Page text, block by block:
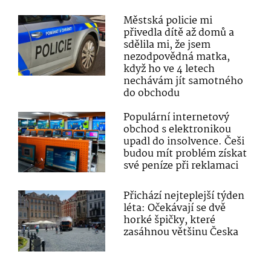
Městská policie mi
přivedla dítě až domů a
sdělila mi, že jsem
nezodpovědná matka,
když ho ve 4 letech
nechávám jít samotného
do obchodu
Populární internetový
obchod s elektronikou
upadl do insolvence. Češi
budou mít problém získat
své peníze při reklamaci
Přichází nejteplejší týden
léta: Očekávají se dvě
horké špičky, které
zasáhnou většinu Česka